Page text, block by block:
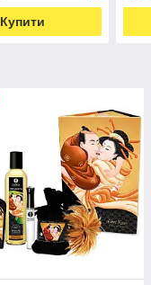
Купити